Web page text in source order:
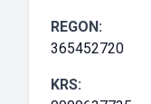
REGON:
365452720
KRS: